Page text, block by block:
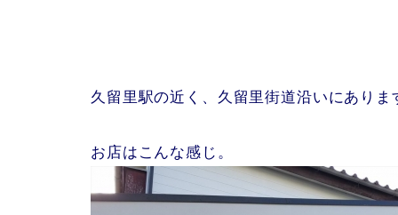
久留里駅の近く、久留里街道沿いにありま
お店はこんな感じ。